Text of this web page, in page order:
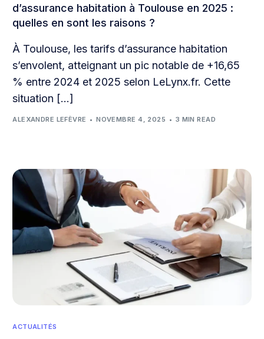
d’assurance habitation à Toulouse en 2025 :
quelles en sont les raisons ?
À Toulouse, les tarifs d’assurance habitation
s’envolent, atteignant un pic notable de +16,65
% entre 2024 et 2025 selon LeLynx.fr. Cette
situation […]
ALEXANDRE LEFÈVRE NOVEMBRE 4, 2025 3 MIN READ
ACTUALITÉS